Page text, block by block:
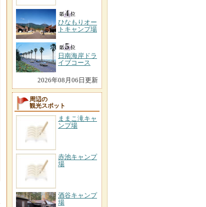
ひなもりオー
トキャンプ場
日南海岸ドラ
イブコース
2026年08月06日更新
周辺の
観光スポット
ままこ滝キャ
ンプ場
赤池キャンプ
場
酒谷キャンプ
場